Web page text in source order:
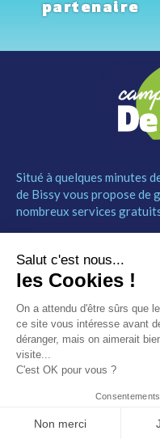
partenaire
Situé à quelques minutes
de Bissy vous propose de
nombreux services
Le Campus
Les studios
Les services
Comment réserver
Contact
Partenaires
Mentions légales
© Campus de Bissy –
Salut c'est nous...
les Cookies !
On a attendu d'être sûrs que
ce site vous intéresse avant
déranger, mais on aimerait
visite...
C'est OK pour vous ?
Non merci